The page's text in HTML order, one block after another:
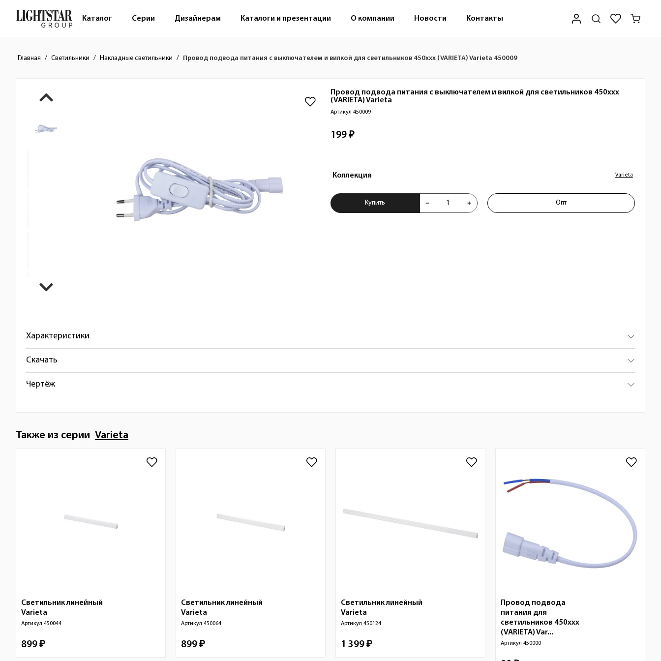
Каталог Серии Дизайнерам Каталоги и презентации О компании Новости Контакты
Главная Светильники Накладные светильники Провод подвода питания с выключателем и вилкой для светильников 450xxx (VARIETA) Varieta 450009
Краткое описание товара
Изображения товара
Провод подвода питания с выключателем и вилкой для светильников 450xxx
(VARIETA)Varieta
Артикул 450009
199 ₽
Коллекция Varieta
Купить Провод подвода питания с выключателем и
Купить Опт
Характеристики
Скачать
Чертёж
Также из серии Varieta
Светильник линейный
Varieta
Артикул 450044
899 ₽
Светильник линейный
Varieta
Артикул 450064
899 ₽
Светильник линейный
Varieta
Артикул 450124
1 399 ₽
Провод подвода
питания для
светильников 450xxx
(VARIETA) Var...
Артикул 450000